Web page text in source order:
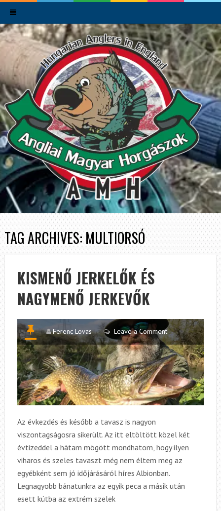
TAG ARCHIVES: MULTIORSÓ
KISMENŐ JERKELŐK ÉS
NAGYMENŐ JERKEVŐK
Ferenc Lovas Leave a Comment
Az évkezdés és később a tavasz is nagyon
viszontagságosra sikerült. Az itt eltöltött közel két
évtizeddel a hátam mögött mondhatom, hogy ilyen
viharos és szeles tavaszt még nem éltem meg az
egyébként sem jó időjárásáról híres Albionban.
Legnagyobb bánatunkra az egyik peca a másik után
esett kútba az extrém szelek